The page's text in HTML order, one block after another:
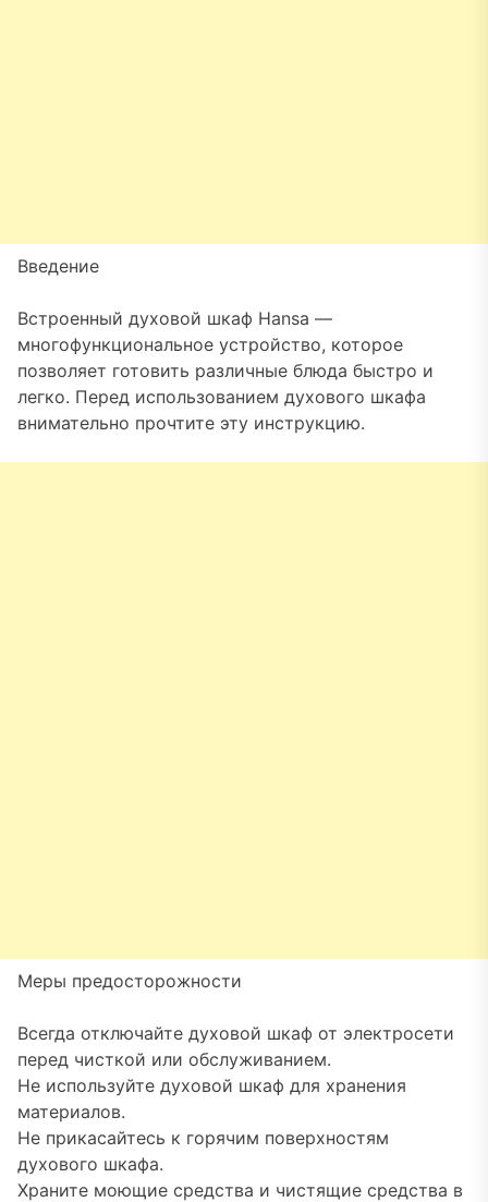
Введение
Встроенный духовой шкаф Hansa —
многофункциональное устройство, которое
позволяет готовить различные блюда быстро и
легко. Перед использованием духового шкафа
внимательно прочтите эту инструкцию.
Меры предосторожности
Всегда отключайте духовой шкаф от электросети
перед чисткой или обслуживанием.
Не используйте духовой шкаф для хранения
материалов.
Не прикасайтесь к горячим поверхностям
духового шкафа.
Храните моющие средства и чистящие средства в